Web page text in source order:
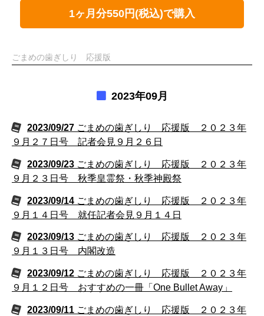
1ヶ月分550円(税込)で購入
ごまめの歯ぎしり 応援版
2023年09月
2023/09/27 ごまめの歯ぎしり 応援版 ２０２３年
９月２７日号 記者会見９月２６日
2023/09/23 ごまめの歯ぎしり 応援版 ２０２３年
９月２３日号 秋季皇霊祭・秋季神殿祭
2023/09/14 ごまめの歯ぎしり 応援版 ２０２３年
９月１４日号 就任記者会見９月１４日
2023/09/13 ごまめの歯ぎしり 応援版 ２０２３年
９月１３日号 内閣改造
2023/09/12 ごまめの歯ぎしり 応援版 ２０２３年
９月１２日号 おすすめの一冊「One Bullet Away」
2023/09/11 ごまめの歯ぎしり 応援版 ２０２３年